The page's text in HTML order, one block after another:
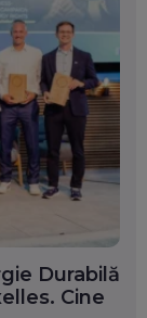
Durabilă
Cine